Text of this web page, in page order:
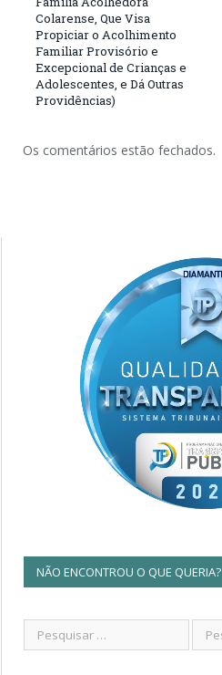
Colarense, Que Visa
Propiciar o Acolhimento
Familiar Provisório e
Excepcional de Crianças e
Adolescentes, e Dá Outras
Providências)
Os comentários estão fechados.
NÃO ENCONTROU O QUE QUERIA?